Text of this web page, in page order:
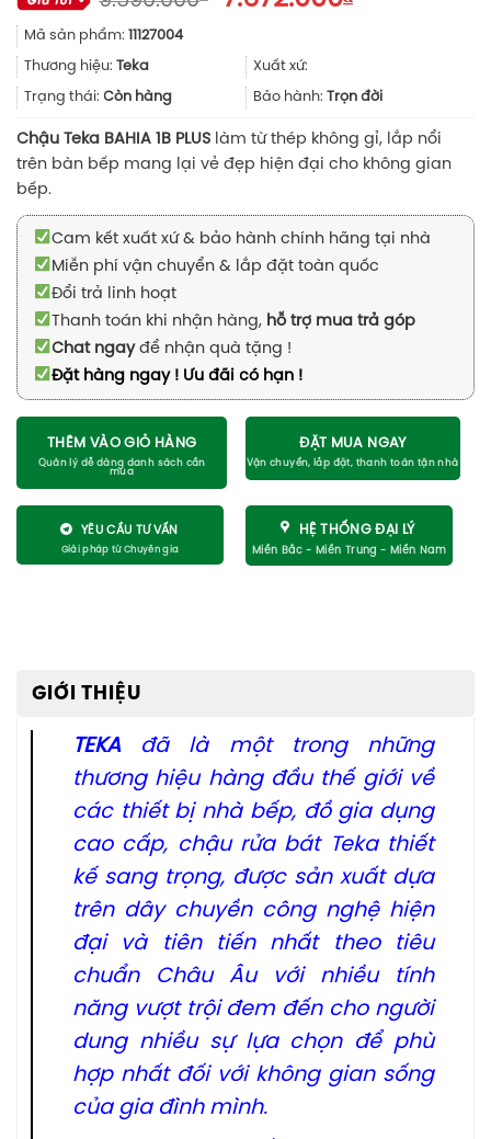
9.590.000₫.
7.672.000₫.
Mã sản phẩm: 11127004
Thương hiệu: Teka Xuất xứ:
Trạng thái: Còn hàng Bảo hành: Trọn đời
Chậu Teka BAHIA 1B PLUS làm từ thép không gỉ, lắp nổi
trên bàn bếp mang lại vẻ đẹp hiện đại cho không gian
bếp.
Cam kết xuất xứ & bảo hành chính hãng tại nhà
Miễn phí vận chuyển & lắp đặt toàn quốc
Đổi trả linh hoạt
Thanh toán khi nhận hàng, hỗ trợ mua trả góp
Chat ngayđể nhận quà tặng !
Đặt hàng ngay ! Ưu đãi có hạn !
THÊM VÀO GIỎ HÀNG ĐẶT MUA NGAY
YÊU CẦU TƯ VẤN HỆ THỐNG ĐẠI LÝ
GIỚI THIỆU
TEKA đã là một trong những
thương hiệu hàng đầu thế giới về
các thiết bị nhà bếp, đồ gia dụng
cao cấp, chậu rửa bát Teka thiết
kế sang trọng, được sản xuất dựa
trên dây chuyền công nghệ hiện
đại và tiên tiến nhất theo tiêu
chuẩn Châu Âu với nhiều tính
năng vượt trội đem đến cho người
dung nhiều sự lựa chọn để phù
hợp nhất đối với không gian sống
của gia đình mình.